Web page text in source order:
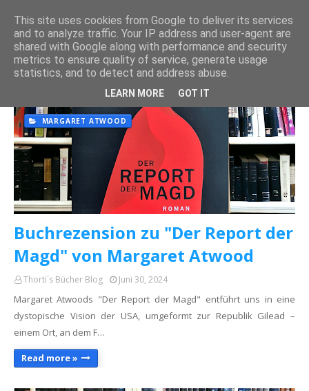
Es werden Posts vom Juni, 2024 angezeigt.
MARGARET ATWOOD
Buchrezension zu "Der Report der
Magd" von Margaret Atwood
Thorti´s Bücher Blog Juni 30, 2024
Margaret Atwoods "Der Report der Magd" entführt uns in eine
dystopische Vision der USA, umgeformt zur Republik Gilead –
einem Ort, an dem F…
Read more »
This site uses cookies from Google to deliver its services
and to analyze traffic. Your IP address and user-agent are
shared with Google along with performance and security
metrics to ensure quality of service, generate usage
statistics, and to detect and address abuse.
LEARN MORE GOT IT